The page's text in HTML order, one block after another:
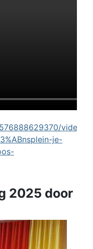
videos/
je-
2025 door